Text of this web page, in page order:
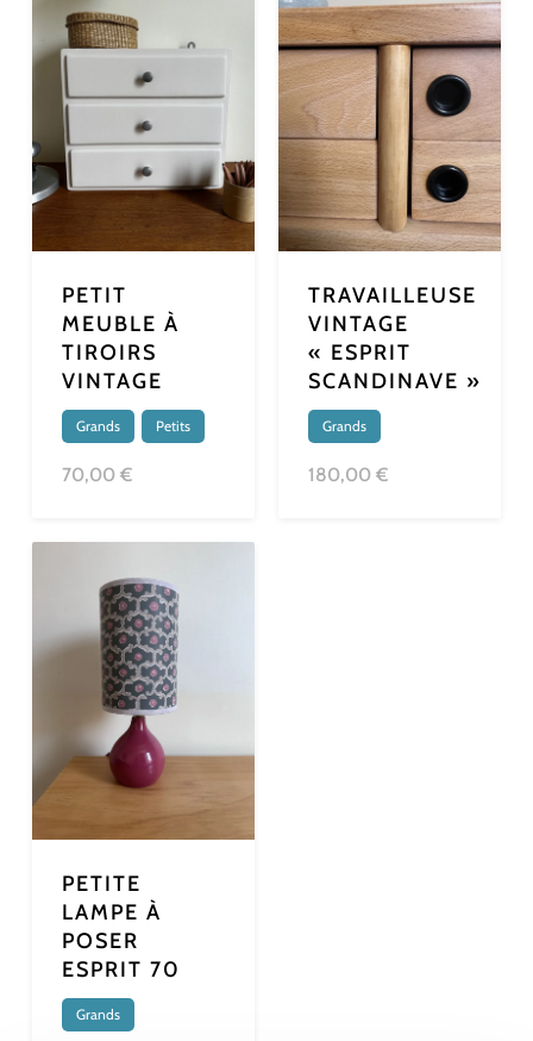
PETIT
MEUBLE À
TIROIRS
VINTAGE
Grands Petits
70,00 €
TRAVAILLEUSE
VINTAGE
« ESPRIT
SCANDINAVE »
Grands
180,00 €
PETITE
LAMPE À
POSER
ESPRIT 70
Grands